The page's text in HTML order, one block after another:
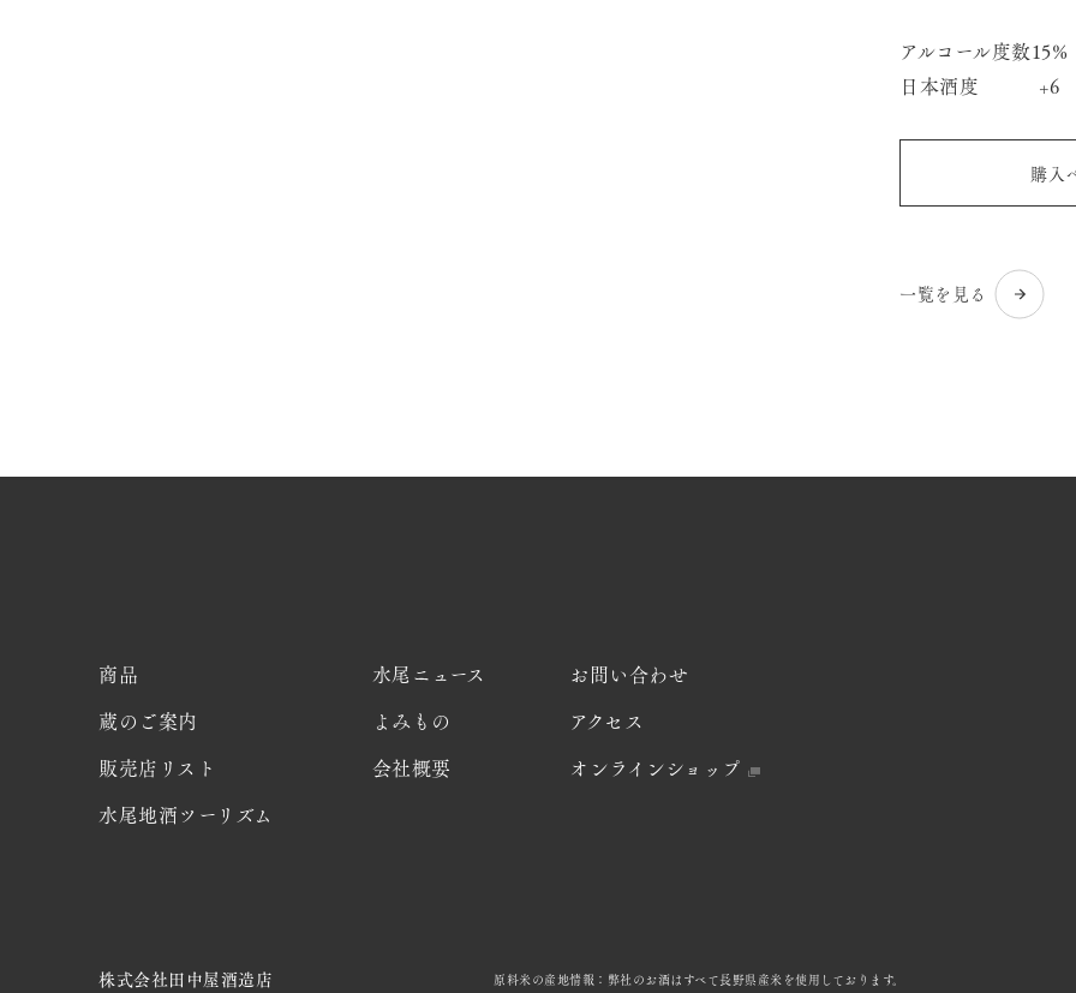
アルコール度数15%
日本酒度 +6
購入
一覧を見る
商品
蔵のご案内
販売店リスト
水尾地酒ツーリズム
水尾ニュース
よみもの
会社概要
お問い合わせ
アクセス
オンラインショップ
株式会社田中屋酒造店 原料米の産地情報：弊社のお酒はすべて長野県産米を使用しております。